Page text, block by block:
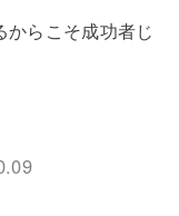
らこそ成功者じ